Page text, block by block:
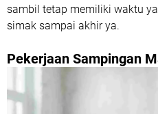
sambil tetap memiliki waktu
simak sampai akhir ya.
Pekerjaan Sampingan